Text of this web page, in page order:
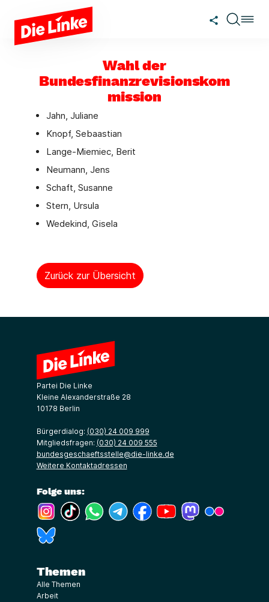
Zum Hauptinhalt springen
Wahl der
Bundesfinanzrevisionskom
mission
Jahn, Juliane
Knopf, Sebaastian
Lange-Miemiec, Berit
Neumann, Jens
Schaft, Susanne
Stern, Ursula
Wedekind, Gisela
Zurück zur Übersicht
Partei Die Linke
Kleine Alexanderstraße 28
10178 Berlin
Bürgerdialog: (030) 24 009 999
Mitgliedsfragen: (030) 24 009 555
bundesgeschaeftsstelle@die-linke.de
Weitere Kontaktadressen
Folge uns:
(Link öffnet ein neues Fenster)
(Link öffnet ein neues Fenster)
(Link öffnet ein neues Fenster)
(Link öffnet ein neues Fenster)
(Link öffnet ein neues Fenster)
(Link öffnet ein neues
(Link öffnet ein
Themen
Alle Themen
Arbeit